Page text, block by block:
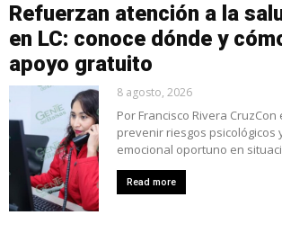
Refuerzan atención a la
en LC: conoce dónde y
apoyo gratuito
8 agosto, 2026
Por Francisco Rivera
prevenir riesgos psicológicos
emocional oportuno en
Read more